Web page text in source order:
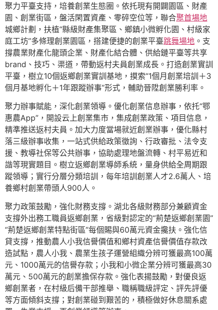
聚力平臺支持，培養創業生態圈。依托現有開闢園區、財產
園、創業街區，盤活閑置資產、零碎空位等，聯合聚首場地
城鄉計劃，扶植“縣級財產集聚區、鄉鎮小微孵化園、村級家
庭工坊”多條理創業園區，搭建便捷的創業平臺跳舞場地 。支
撐農業財產化龍頭企業、財產化結合體、供給鏈平臺等共享
brand、技巧、渠道，帶動返村夫員創業成長。打造創業實訓
平臺，樹立10個返鄉創業實訓基地，摸索“1個月創業培訓＋3
個月基地孵化＋1年跟蹤辦事”形式，輔助晉陞創業勝利率。
聚力辦事賦能，深化創業領導。優化創業信息辦事，依托“鄂
惠農App”，開設云上創業集市，集成創業政策、項目信息，
精準推送返村夫員。加大力度當場就近創業辦事，優化縣村
落三級辦事收集，一站式供給政策徵詢、行政審批、法令支
援、教導社保等公共辦事，協助處理地盤流轉、村平易近和
諧等現實題目。樹立返鄉創業導師系統，量身供給全周期跟
蹤領導；實行分層分類培訓，每年培訓創業人才2.6萬人、培
養鄉村創業帶頭人900人。
聚力政策鼓勵，強化財務支撐。湖北各級財務部分兼顧資金
支撐外出務工職員返鄉創業，省級對認定的“荊楚返鄉創業園”
“荊楚返鄉創業特點街區”每個賜與60萬元資金攙扶。強化信
貸支撐，推動農人小我信譽價值和鄉村資產信譽價值存款改
造試點，農人小我、農業生孩子運營組織分辨可獲最高100萬
元、1000萬元的信譽存款；小我和小微企業分辨可獲最高30
萬元、500萬元的創業擔保存款。強化表揚鼓勵，對優良返
鄉創業者，在村級后備干部推舉、職稱職級評定、評先評優
等方面傾斜支撐；對創業碰到艱苦的，積極做好休息關系處